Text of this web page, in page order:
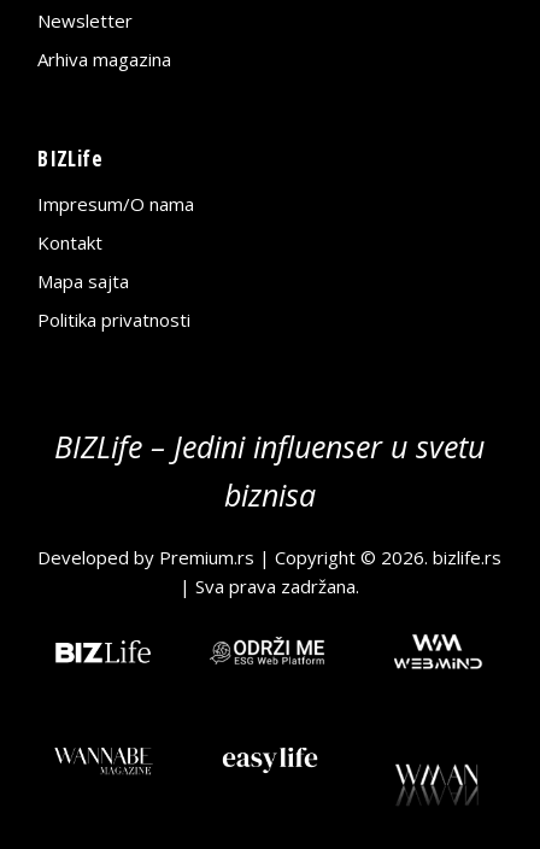
Newsletter
Arhiva magazina
BIZLife
Impresum/O nama
Kontakt
Mapa sajta
Politika privatnosti
BIZLife – Jedini influenser u svetu
biznisa
Developed by Premium.rs | Copyright © 2026.bizlife.rs
| Sva prava zadržana.